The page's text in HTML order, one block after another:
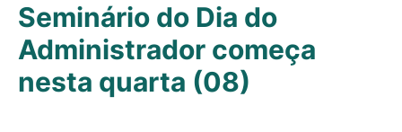
Seminário do Dia do
Administrador começa
nesta quarta (08)